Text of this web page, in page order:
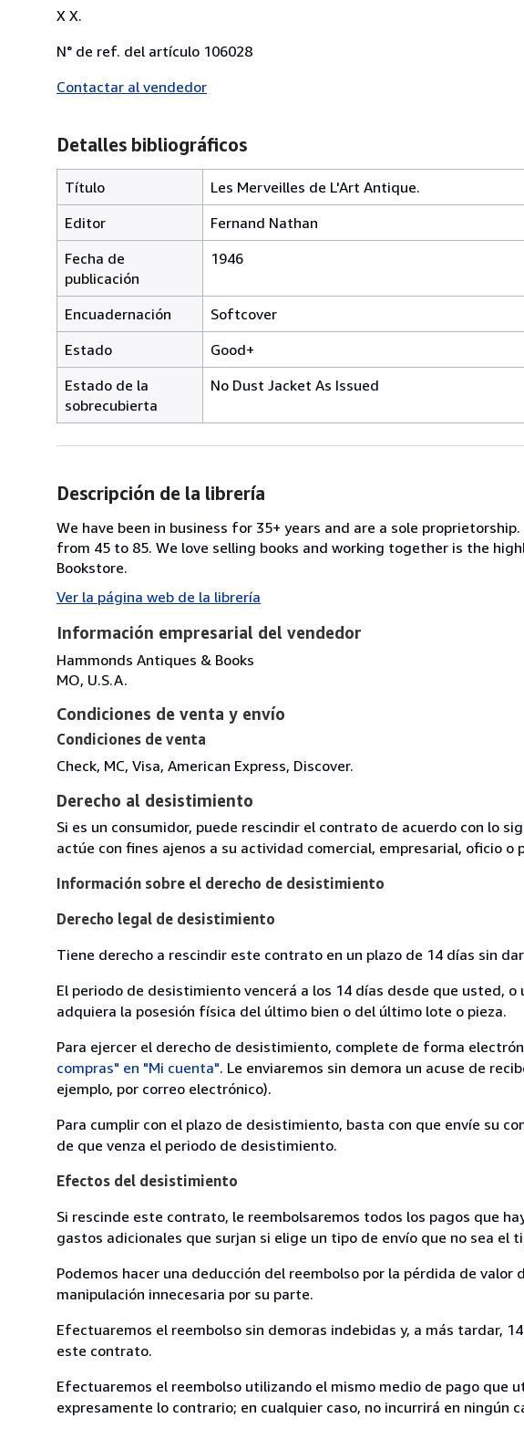
X X.
N° de ref. del artículo 106028
Contactar al vendedor
Detalles bibliográficos
Título
Les Merveilles de L'Art Antique.
Editor
Fernand Nathan
Fecha de
publicación
1946
Encuadernación
Softcover
Estado
Good+
Estado de la
sobrecubierta
No Dust Jacket As Issued
Descripción de la librería
We have been in business for 35+ years and are a sole
from 45 to 85. We love selling books and working together is the
Bookstore.
Ver la página web de la librería
Información empresarial del vendedor
Hammonds Antiques & Books
MO, U.S.A.
Condiciones de venta y envío
Condiciones de venta
Check, MC, Visa, American Express, Discover.
Derecho al desistimiento
Si es un consumidor, puede rescindir el contrato de acuerdo con lo
actúe con fines ajenos a su actividad comercial, empresarial, oficio o
Información sobre el derecho de desistimiento
Derecho legal de desistimiento
Tiene derecho a rescindir este contrato en un plazo de 14 días sin
El periodo de desistimiento vencerá a los 14 días desde que usted,
adquiera la posesión física del último bien o del último lote o pieza.
Para ejercer el derecho de desistimiento, complete de forma
compras" en "Mi cuenta". Le enviaremos sin demora un acuse de
ejemplo, por correo electrónico).
Para cumplir con el plazo de desistimiento, basta con que envíe su
de que venza el periodo de desistimiento.
Efectos del desistimiento
Si rescinde este contrato, le reembolsaremos todos los pagos que
gastos adicionales que surjan si elige un tipo de envío que no sea el
Podemos hacer una deducción del reembolso por la pérdida de
manipulación innecesaria por su parte.
Efectuaremos el reembolso sin demoras indebidas y, a más tardar,
este contrato.
Efectuaremos el reembolso utilizando el mismo medio de pago que
expresamente lo contrario; en cualquier caso, no incurrirá en ningún